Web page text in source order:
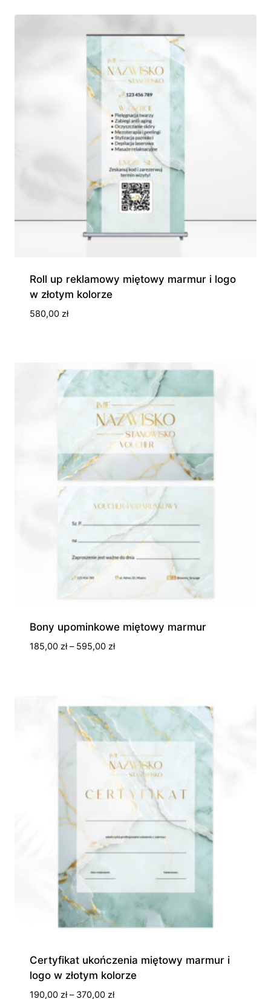
580,00 zł
Roll up reklamowy miętowy marmur i logo
w złotym kolorze
580,00 zł
Bony upominkowe miętowy marmur
185,00 zł – 595,00 złZakres
595,00 zł
Certyfikat ukończenia miętowy marmur i
logo w złotym kolorze
190,00 zł – 370,00 złZakres